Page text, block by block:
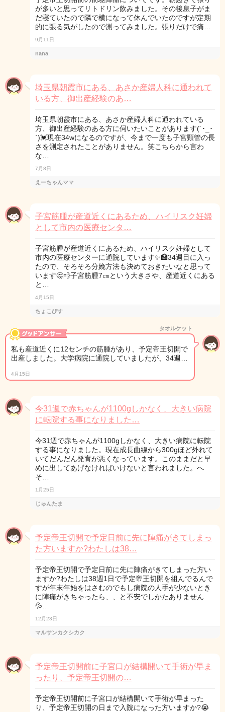
が多いと思ってリトドリン飲みました。その後息子がま
だ寝ていたので隣で横になって休んでいたのですが定期
的に張る気がしたので測ってみました。張りだけで痛…
9月11日
nana
埼玉県朝霞市にある、あさか産婦人科に通われて
いる方、御出産経験のあ…
埼玉県朝霞市にある、あさか産婦人科に通われている
方、御出産経験のある方に伺いたいことがあります(´･_･
`)💓現在34wになるのですが、今まで一度も子宮頸管の長
さを測定されたことがありません。笑こちらから言わ
な…
7月8日
えーちゃんママ
子宮筋腫が産道近くにあるため、ハイリスク妊婦
として市内の医療センタ…
子宮筋腫が産道近くにあるため、ハイリスク妊婦として
市内の医療センターに通院しています✨🏥34週目に入っ
たので、そろそろ分娩方法も決めておきたいなと思って
います🤔💨子宮筋腫7㎝という大きさや、産道近くにある
と…
4月15日
ちょこびす
タオルケット
私も産道近くに12センチの筋腫があり、予定帝王切開で
出産しました。大学病院に通院していましたが、34週…
4月15日
今31週で赤ちゃんが1100gしかなく、大きい病院
に転院する事になりました…
今31週で赤ちゃんが1100gしかなく、大きい病院に転院
する事になりました。現在成長曲線から300gほど外れて
いてだんだん発育が悪くなっています。このままだと早
めに出してあげなければいけないと言われました。へ
そ…
1月25日
じゅんたま
予定帝王切開で予定日前に先に陣痛がきてしまっ
た方いますか?わたしは38…
予定帝王切開で予定日前に先に陣痛がきてしまった方い
ますか?わたしは38週1日で予定帝王切開を組んでるんで
すが年末年始をはさむのでもし病院の人手が少ないとき
に陣痛がきちゃったら、、と不安でしかたありません
💦…
12月23日
マルサンカクシカク
予定帝王切開前に子宮口が結構開いて手術が早ま
ったり、予定帝王切開の…
予定帝王切開前に子宮口が結構開いて手術が早まった
り、予定帝王切開の日まで入院になった方いますか?😭